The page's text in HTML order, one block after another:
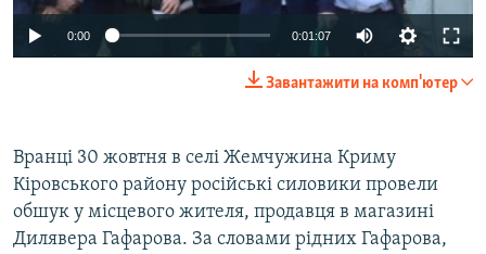
0:00 0:01:07
Завантажити на комп'ютер
​Вранці 30 жовтня в селі Жемчужина Криму
Кіровського району російські силовики провели
обшук у місцевого жителя, продавця в магазині
Дилявера Гафарова. За словами рідних Гафарова,